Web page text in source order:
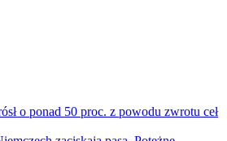
o ponad 50 proc. z powodu zwrotu ceł